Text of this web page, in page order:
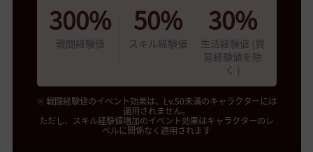
300%
戦闘経験値
50%
スキル経験値
30%
生活経験値 (貿
易経験値を除
く )
※ 戦闘経験値のイベント効果は、Lv.50未満のキャラクターには
適用されません。
ただし、スキル経験値増加のイベント効果はキャラクターのレ
ベルに関係なく適用されます